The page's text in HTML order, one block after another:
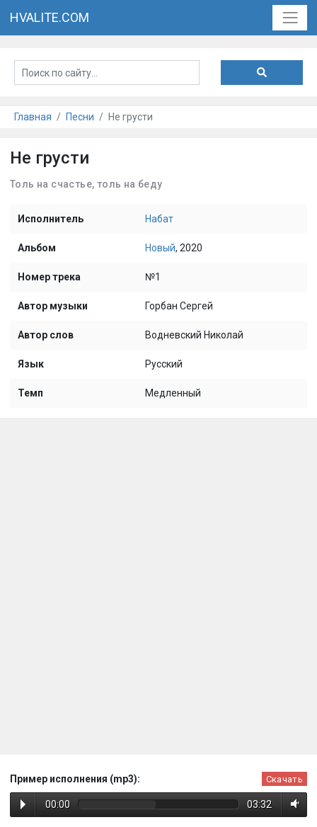
HVALITE.COM
Главная Песни Не грусти
Не грусти
Толь на счастье, толь на беду
Исполнитель Набат
Альбом Новый, 2020
Номер трека №1
Автор музыки Горбан Сергей
Автор слов Водневский Николай
Язык Русский
Темп Медленный
Пример исполнения (mp3): Скачать
00:00 03:32